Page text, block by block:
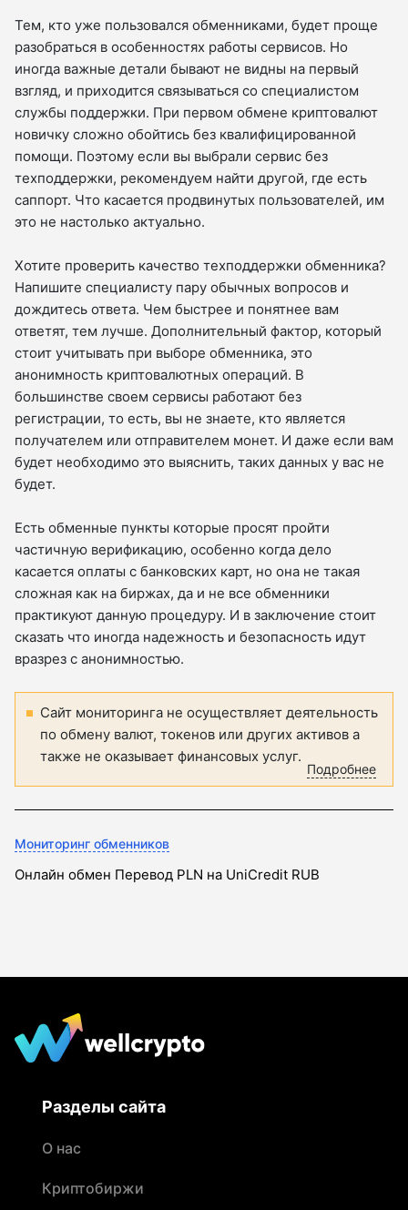
Тем, кто уже пользовался обменниками, будет проще
разобраться в особенностях работы сервисов. Но
иногда важные детали бывают не видны на первый
взгляд, и приходится связываться со специалистом
службы поддержки. При первом обмене криптовалют
новичку сложно обойтись без квалифицированной
помощи. Поэтому если вы выбрали сервис без
техподдержки, рекомендуем найти другой, где есть
саппорт. Что касается продвинутых пользователей, им
это не настолько актуально.
Хотите проверить качество техподдержки обменника?
Напишите специалисту пару обычных вопросов и
дождитесь ответа. Чем быстрее и понятнее вам
ответят, тем лучше. Дополнительный фактор, который
стоит учитывать при выборе обменника, это
анонимность криптовалютных операций. В
большинстве своем сервисы работают без
регистрации, то есть, вы не знаете, кто является
получателем или отправителем монет. И даже если вам
будет необходимо это выяснить, таких данных у вас не
будет.
Есть обменные пункты которые просят пройти
частичную верификацию, особенно когда дело
касается оплаты с банковских карт, но она не такая
сложная как на биржах, да и не все обменники
практикуют данную процедуру. И в заключение стоит
сказать что иногда надежность и безопасность идут
вразрез с анонимностью.
Сайт мониторинга не осуществляет деятельность
по обмену валют, токенов или других активов а
также не оказывает финансовых услуг.
Подробнее
Мониторинг обменников
Онлайн обмен Перевод PLN на UniCredit RUB
Разделы сайта
О нас
Криптобиржи